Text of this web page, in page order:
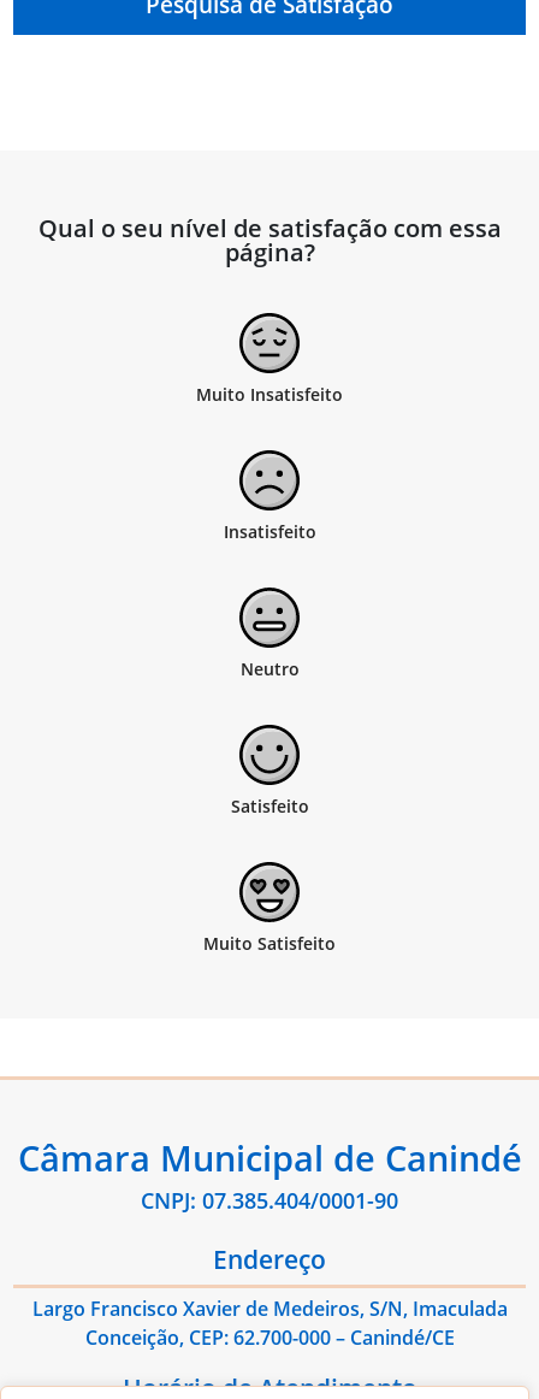
Qual o seu nível de satisfação com essa
página?
Câmara Municipal de Canindé
CNPJ: 07.385.404/0001-90
Endereço
Largo Francisco Xavier de Medeiros, S/N, Imaculada
Conceição, CEP: 62.700-000 – Canindé/CE
Horário de Atendimento